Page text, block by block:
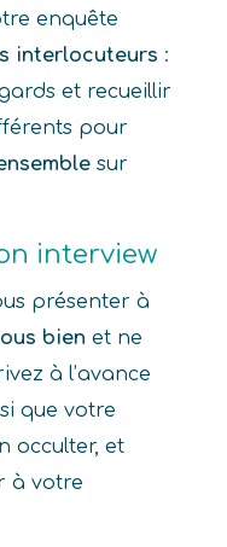
enquête
interlocuteurs :
et recueillir
pour
sur
interview
présenter à
bien et ne
à l’avance
que votre
occulter, et
à votre